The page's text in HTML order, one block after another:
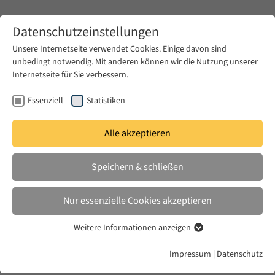
Zum Hauptinhalt springen
2025/ 2026
Nahid Siamdoust
Joyous Iran: Performing Politics, Mediating
Authenticity
Datenschutzeinstellungen
Unsere Internetseite verwendet Cookies. Einige davon sind
unbedingt notwendig. Mit anderen können wir die Nutzung unserer
Internetseite für Sie verbessern.
Essenziell Statistiken
Alle akzeptieren
Speichern & schließen
Nur essenzielle Cookies akzeptieren
Essenzielle Cookies werden für grundlegende Funktionen der
Weitere Informationen anzeigen
Impressum | Datenschutz